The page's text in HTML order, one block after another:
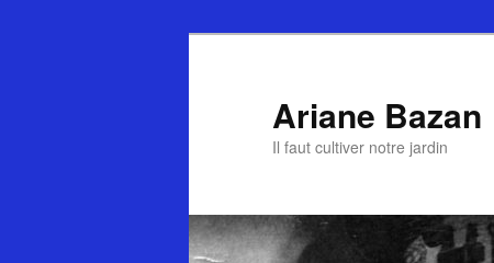
Ariane Bazan
Il faut cultiver notre jardin